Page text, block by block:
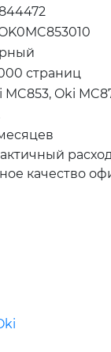
страниц
MC853, Oki
качество